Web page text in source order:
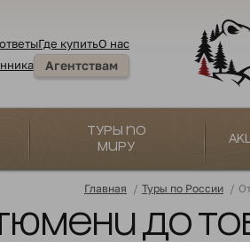
Где купитьО нас
Агентствам
Туры по
миру
Главная / Туры по России /
до